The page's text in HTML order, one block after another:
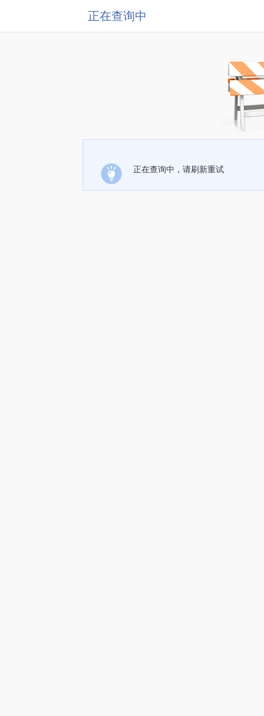
正在查询中
正在查询中，请刷新重试